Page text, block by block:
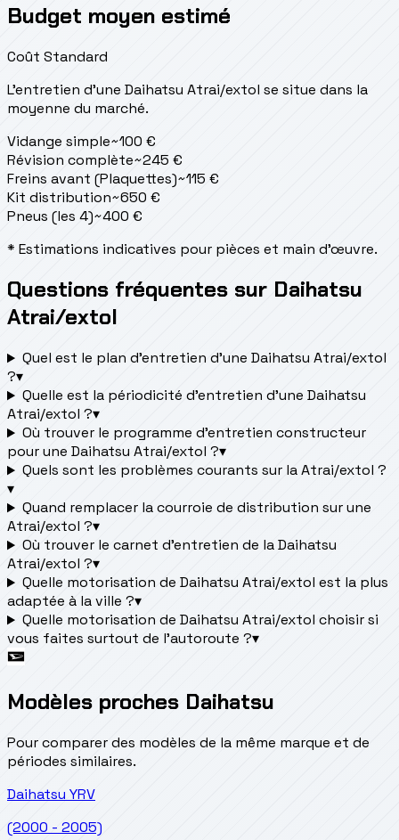
Budget moyen estimé
Coût Standard
L'entretien d'une Daihatsu Atrai/extol se situe dans la
moyenne du marché.
Vidange simple~100 €
Révision complète~245 €
Freins avant (Plaquettes)~115 €
Kit distribution~650 €
Pneus (les 4)~400 €
* Estimations indicatives pour pièces et main d'œuvre.
Questions fréquentes sur Daihatsu
Atrai/extol
Quel est le plan d’entretien d’une Daihatsu Atrai/extol
?▾
Quelle est la périodicité d’entretien d’une Daihatsu
Atrai/extol ?▾
Où trouver le programme d’entretien constructeur
pour une Daihatsu Atrai/extol ?▾
Quels sont les problèmes courants sur la Atrai/extol ?
▾
Quand remplacer la courroie de distribution sur une
Atrai/extol ?▾
Où trouver le carnet d'entretien de la Daihatsu
Atrai/extol ?▾
Quelle motorisation de Daihatsu Atrai/extol est la plus
adaptée à la ville ?▾
Quelle motorisation de Daihatsu Atrai/extol choisir si
vous faites surtout de l'autoroute ?▾
Modèles proches Daihatsu
Pour comparer des modèles de la même marque et de
périodes similaires.
Daihatsu YRV
(2000 - 2005)